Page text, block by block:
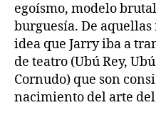
egoísmo, modelo
burguesía. De
idea que Jarry iba a
de teatro (Ubú Rey,
Cornudo) que son
nacimiento del arte del